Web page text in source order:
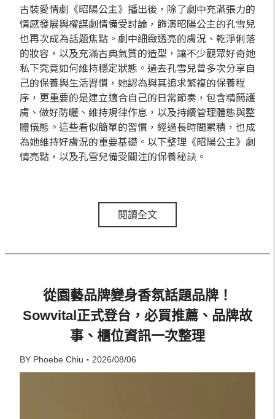
古裝愛情劇《昭陽公主》播出後，除了劇中充滿張力的
情感發展與權謀劇情備受討論，飾演昭陽公主的孔雪兒
也再次成為話題焦點。劇中細緻透亮的膚況、乾淨俐落
的妝容，以及充滿古典氣質的造型，讓不少觀眾好奇她
私下究竟如何維持穩定狀態。過去孔雪兒曾多次分享自
己的保養與生活習慣，她認為與其追求繁複的保養程
序，更重要的是建立適合自己的日常節奏，包含精簡護
膚、做好防曬、維持規律作息，以及持續管理體態與整
體儀態。這些看似簡單的習慣，經過長時間累積，也成
為她維持好膚況的重要基礎。以下整理《昭陽公主》劇
情亮點，以及孔雪兒備受關注的保養秘訣。
閱讀全文
從園藝品牌變身香氛話題品牌！
Sowvital正式登台，必買推薦、品牌故
事、櫃位資訊一次整理
BY Phoebe Chiu・2026/08/06